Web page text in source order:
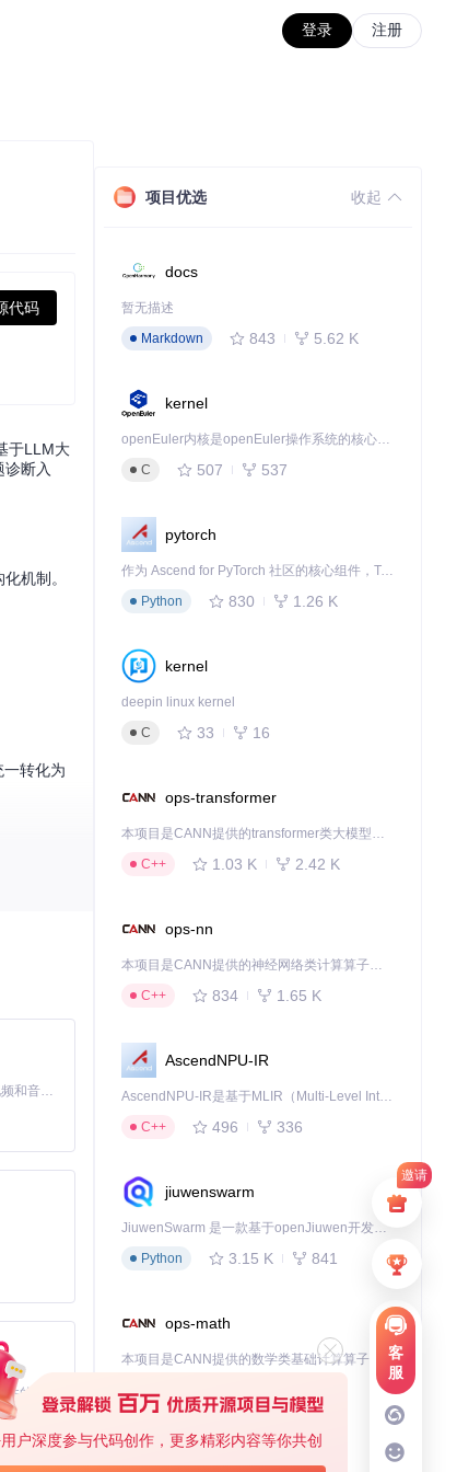
登录 注册
邀请
客
服
户深度参与代码创作，更多精彩内容等你共创
代码
于LLM大
断入
机制。
转化为
只需上传
关用
误区提
MiniMax H3 是一个通用的全模态生成系统。它支持对由文本、图像、视频和音频组成的多模态上下文进行统一理解，并能生成分辨率高达 2K、时长可达 15 秒的带原生立体声音频的视频。得益于面向任务泛化的系统设计，H3 在预训练阶段就已具备广泛的多模态上下文理解与生成能力，能够出色地执行复杂的多模态指令。
基于Python的Xiaozhi AI，适用于想要完整Xiaozhi体验而无需拥有专用硬件的用户。
项目优选 收起
docs
暂无描述
Markdown
843 5.62 K
kernel
openEuler内核是openEuler操作系统的核心，既是系统性能与稳定性的基石，也是连接处理器、设备与服务的桥梁。
C
507 537
pytorch
作为 Ascend for PyTorch 社区的核心组件，TorchNPU 是昇腾专为 PyTorch 打造的深度学习适配插件，使 PyTorch 框架能够直接调用昇腾 NPU，为开发者提供昇腾 AI 处理器的超强算力。
Python
830 1.26 K
kernel
deepin linux kernel
C
33 16
ops-transformer
本项目是CANN提供的transformer类大模型算子库，实现网络在NPU上加速计算。
C++
1.03 K 2.42 K
ops-nn
本项目是CANN提供的神经网络类计算算子库，实现网络在NPU上加速计算。
C++
834 1.65 K
AscendNPU-IR
AscendNPU-IR是基于MLIR（Multi-Level Intermediate Representation）构建的，面向昇腾亲和算子编译时使用的中间表示，提供昇腾完备表达能力，通过编译优化提升昇腾AI处理器计算效率，支持通过生态框架使能昇腾AI处理器与深度调优
C++
496 336
jiuwenswarm
JiuwenSwarm 是一款基于openJiuwen开发的智能AI Agent，它能够将大语言模型的强大能力，通过你日常使用的各类通讯应用，直接延伸至你的指尖。
Python
3.15 K 841
ops-math
C++
deveco-code